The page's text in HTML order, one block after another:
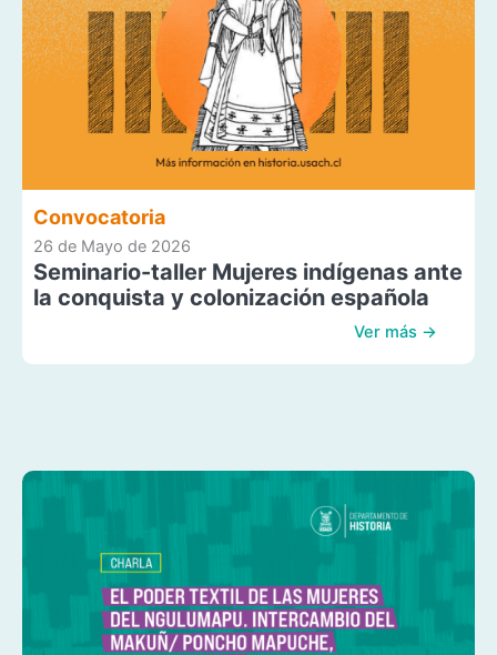
Convocatoria
26 de Mayo de 2026
Seminario-taller Mujeres indígenas ante
la conquista y colonización española
Ver más →